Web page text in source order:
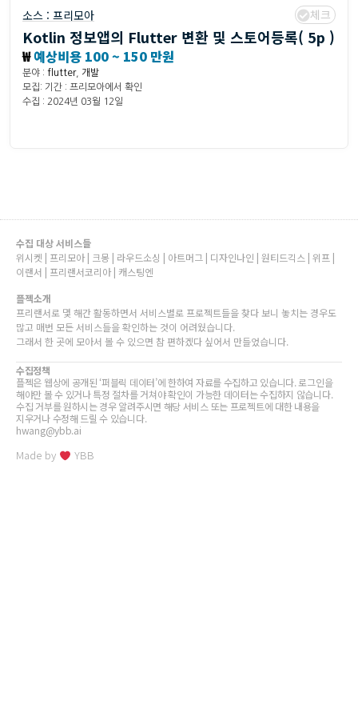
소스 : 프리모아 체크
Kotlin 정보앱의 Flutter 변환 및 스토어등록( 5p )
₩예상비용 100 ~ 150 만원
분야 : flutter, 개발
모집: 기간 : 프리모아에서 확인
수집 : 2024년 03월 12일
수집 대상 서비스들
위시켓 | 프리모아 | 크몽 | 라우드소싱 | 아트머그 | 디자인나인 | 원티드긱스 | 위프 |
이랜서 | 프리랜서코리아 | 캐스팅엔
플젝소개
프리랜서로 몇 해간 활동하면서 서비스별로 프로젝트들을 찾다 보니 놓치는 경우도
많고 매번 모든 서비스들을 확인하는 것이 어려웠습니다.
그래서 한 곳에 모아서 볼 수 있으면 참 편하겠다 싶어서 만들었습니다.
수집정책
플젝은 웹상에 공개된 ‘퍼블릭 데이터’에 한하여 자료를 수집하고 있습니다. 로그인을
해야만 볼 수 있거나 특정 절차를 거쳐야 확인이 가능한 데이터는 수집하지 않습니다.
수집 거부를 원하시는 경우 알려주시면 해당 서비스 또는 프로젝트에 대한 내용을
지우거나 수정해 드릴 수 있습니다.
hwang@ybb.ai
Made by YBB